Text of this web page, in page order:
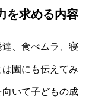
を求める内容
、食べムラ、寝
園にも伝えてみ
いて子どもの成